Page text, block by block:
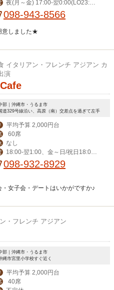
業。月曜振替休。
夜(月～金) 17:00-翌0:00(LO23:3
土)-翌1:00(LO翌0:30) 昼(月～金) 1
098-943-8566
意しました★
イタリアン・フレンチ アジアン カ
演
部｜沖縄市・うるま市
道329号線沿い、高原（南）交差点を過ぎて左手
平均予算 2,000円台
60席
なし
18:00‐翌1:00、金～日/祝日18:00-
2:00
098-932-8929
女子会・デートはいかがですか♪
・フレンチ アジアン
部｜沖縄市・うるま市
縄市宮里小学校すぐ近く
平均予算 2,000円台
40席